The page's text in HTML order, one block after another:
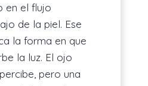
en el flujo
de la piel. Ese
la forma en que
la luz. El ojo
pero una